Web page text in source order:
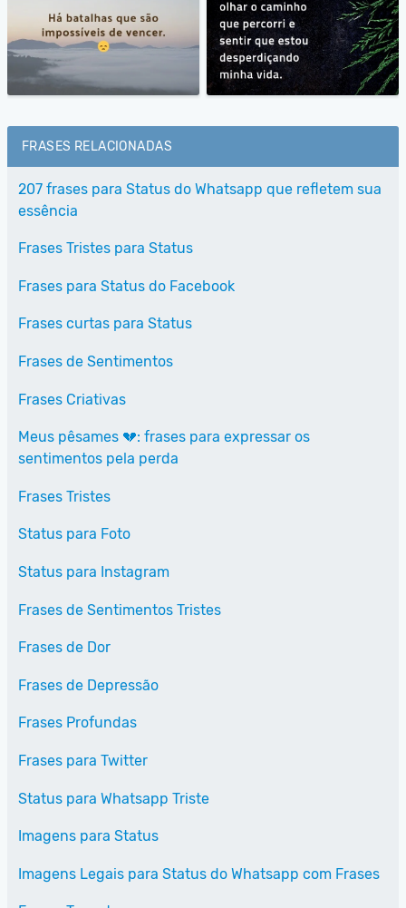
FRASES RELACIONADAS
207 frases para Status do Whatsapp que refletem sua
essência
Frases Tristes para Status
Frases para Status do Facebook
Frases curtas para Status
Frases de Sentimentos
Frases Criativas
Meus pêsames 💔: frases para expressar os
sentimentos pela perda
Frases Tristes
Status para Foto
Status para Instagram
Frases de Sentimentos Tristes
Frases de Dor
Frases de Depressão
Frases Profundas
Frases para Twitter
Status para Whatsapp Triste
Imagens para Status
Imagens Legais para Status do Whatsapp com Frases